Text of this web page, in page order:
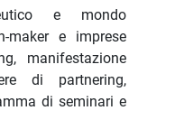
e mondo
maker e imprese
manifestazione
di partnering,
di seminari e